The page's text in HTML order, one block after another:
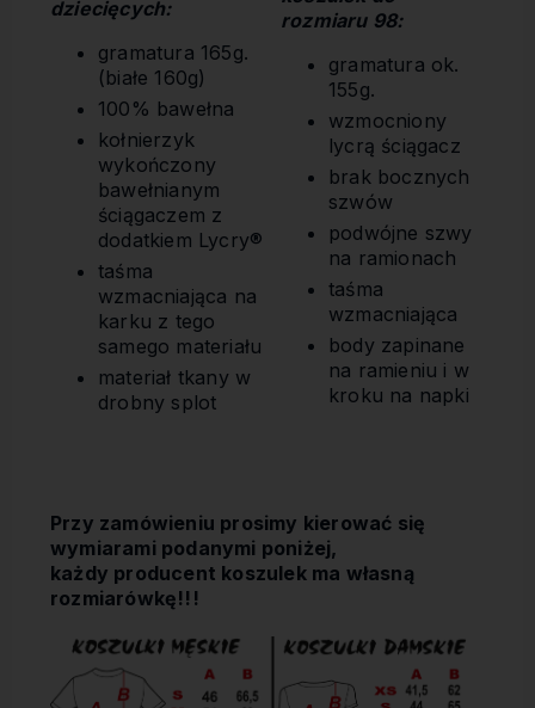
dziecięcych:
gramatura 165g.
(białe 160g)
100% bawełna
kołnierzyk
wykończony
bawełnianym
ściągaczem z
dodatkiem Lycry®
taśma
wzmacniająca na
karku z tego
samego materiału
materiał tkany w
drobny splot
rozmiaru 98:
gramatura ok.
155g.
wzmocniony
lycrą ściągacz
brak bocznych
szwów
podwójne szwy
na ramionach
taśma
wzmacniająca
body zapinane
na ramieniu i w
kroku na napki
Przy zamówieniu prosimy kierować się
wymiarami podanymi poniżej,
każdy producent koszulek ma własną
rozmiarówkę!!!